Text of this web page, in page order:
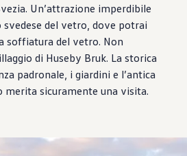
Un’attrazione imperdibile
svedese del vetro, dove potrai
soffiatura del vetro. Non
di Huseby Bruk. La storica
padronale, i giardini e l’antica
merita sicuramente una visita.